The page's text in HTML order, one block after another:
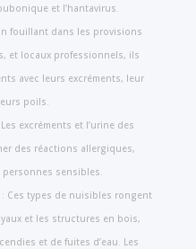
et l’hantavirus.
fouillant dans les provisions
et locaux professionnels, ils
avec leurs excréments, leur
poils.
Les excréments et l’urine des
des réactions allergiques,
sensibles.
: Ces types de nuisibles rongent
et les structures en bois,
et de fuites d’eau. Les